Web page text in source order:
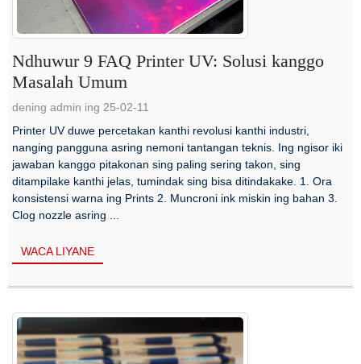
Ndhuwur 9 FAQ Printer UV: Solusi kanggo
Masalah Umum
dening admin ing 25-02-11
Printer UV duwe percetakan kanthi revolusi kanthi industri,
nanging pangguna asring nemoni tantangan teknis. Ing ngisor iki
jawaban kanggo pitakonan sing paling sering takon, sing
ditampilake kanthi jelas, tumindak sing bisa ditindakake. 1. Ora
konsistensi warna ing Prints 2. Muncroni ink miskin ing bahan 3.
Clog nozzle asring ...
WACA LIYANE